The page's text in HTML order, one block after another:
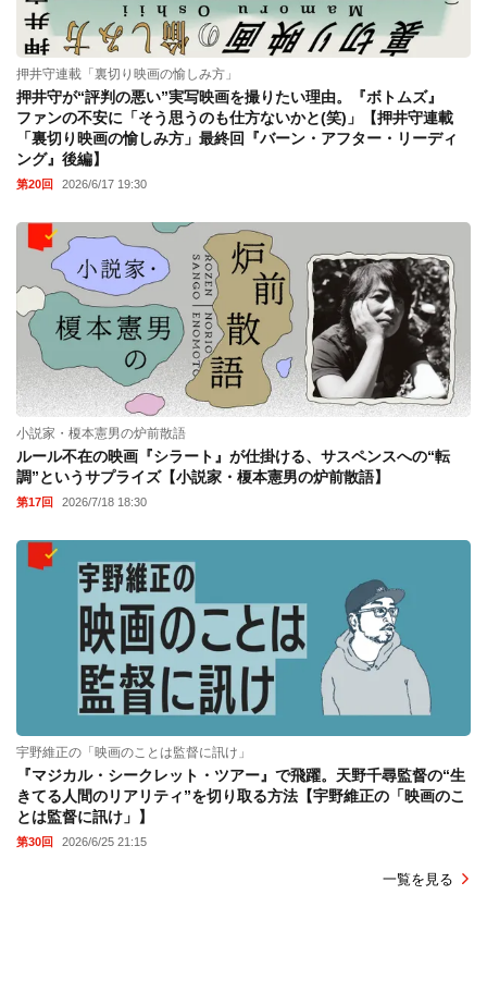
押井守連載「裏切り映画の愉しみ方」
押井守が“評判の悪い”実写映画を撮りたい理由。『ボトムズ』
ファンの不安に「そう思うのも仕方ないかと(笑)」【押井守連載
「裏切り映画の愉しみ方」最終回『バーン・アフター・リーディ
ング』後編】
第20回 2026/6/17 19:30
小説家・榎本憲男の炉前散語
ルール不在の映画『シラート』が仕掛ける、サスペンスへの“転
調”というサプライズ【小説家・榎本憲男の炉前散語】
第17回 2026/7/18 18:30
宇野維正の「映画のことは監督に訊け」
『マジカル・シークレット・ツアー』で飛躍。天野千尋監督の“生
きてる人間のリアリティ”を切り取る方法【宇野維正の「映画のこ
とは監督に訊け」】
第30回 2026/6/25 21:15
一覧を見る